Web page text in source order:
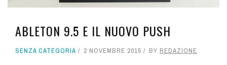
ABLETON 9.5 E IL NUOVO PUSH
SENZA CATEGORIA 2 NOVEMBRE 2015 BY REDAZIONE